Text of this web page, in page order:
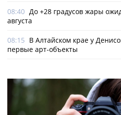
08:40 До +28 градусов жары
августа
08:15 В Алтайском крае у
первые арт-объекты